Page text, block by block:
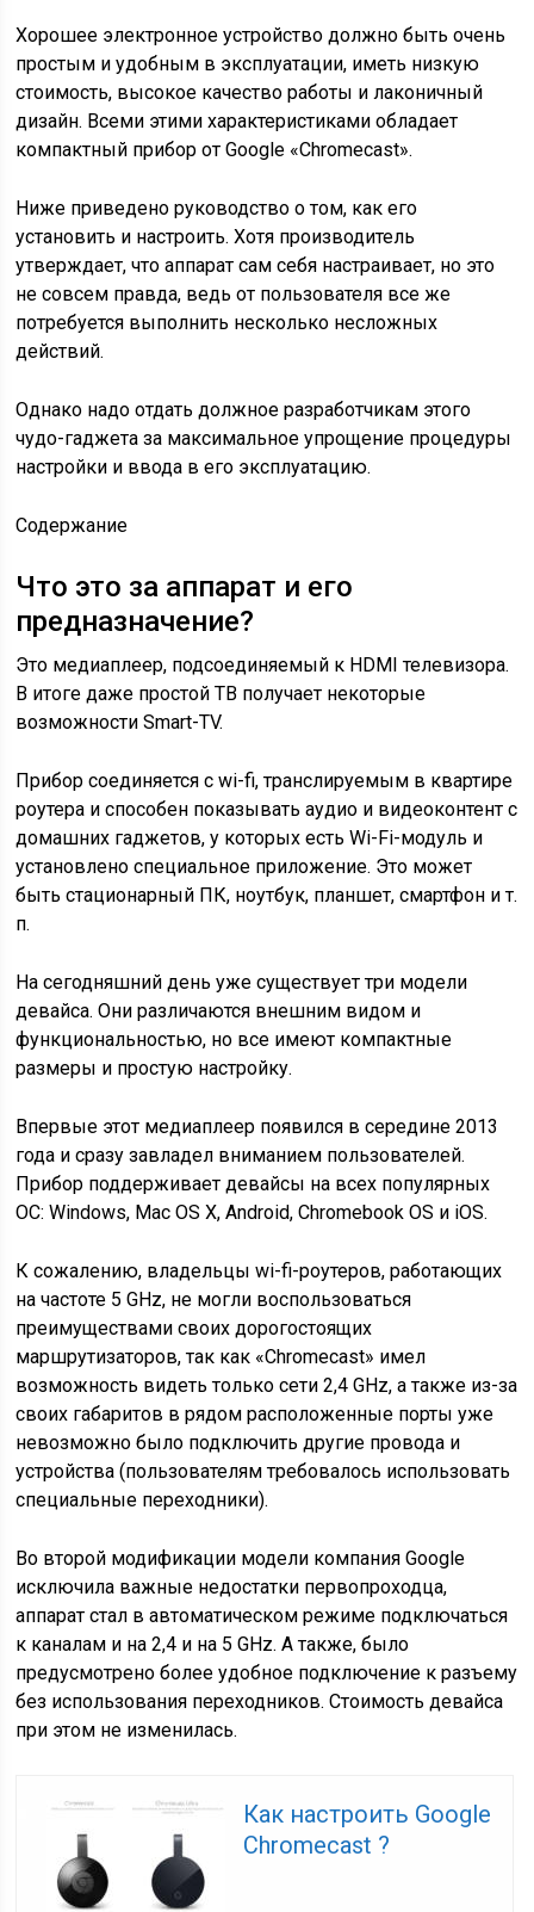
Хорошее электронное устройство должно быть очень
простым и удобным в эксплуатации, иметь низкую
стоимость, высокое качество работы и лаконичный
дизайн. Всеми этими характеристиками обладает
компактный прибор от Google «Chromecast».
Ниже приведено руководство о том, как его
установить и настроить. Хотя производитель
утверждает, что аппарат сам себя настраивает, но это
не совсем правда, ведь от пользователя все же
потребуется выполнить несколько несложных
действий.
Однако надо отдать должное разработчикам этого
чудо-гаджета за максимальное упрощение процедуры
настройки и ввода в его эксплуатацию.
Содержание
Что это за аппарат и его
предназначение?
Это медиаплеер, подсоединяемый к HDMI телевизора.
В итоге даже простой ТВ получает некоторые
возможности Smart-TV.
Прибор соединяется с wi-fi, транслируемым в квартире
роутера и способен показывать аудио и видеоконтент с
домашних гаджетов, у которых есть Wi-Fi-модуль и
установлено специальное приложение. Это может
быть стационарный ПК, ноутбук, планшет, смартфон и т.
п.
На сегодняшний день уже существует три модели
девайса. Они различаются внешним видом и
функциональностью, но все имеют компактные
размеры и простую настройку.
Впервые этот медиаплеер появился в середине 2013
года и сразу завладел вниманием пользователей.
Прибор поддерживает девайсы на всех популярных
ОС: Windows, Mac OS X, Android, Chromebook OS и iOS.
К сожалению, владельцы wi-fi-роутеров, работающих
на частоте 5 GHz, не могли воспользоваться
преимуществами своих дорогостоящих
маршрутизаторов, так как «Chromecast» имел
возможность видеть только сети 2,4 GHz, а также из-за
своих габаритов в рядом расположенные порты уже
невозможно было подключить другие провода и
устройства (пользователям требовалось использовать
специальные переходники).
Во второй модификации модели компания Google
исключила важные недостатки первопроходца,
аппарат стал в автоматическом режиме подключаться
к каналам и на 2,4 и на 5 GHz. А также, было
предусмотрено более удобное подключение к разъему
без использования переходников. Стоимость девайса
при этом не изменилась.
Как настроить Google
Chromecast ?